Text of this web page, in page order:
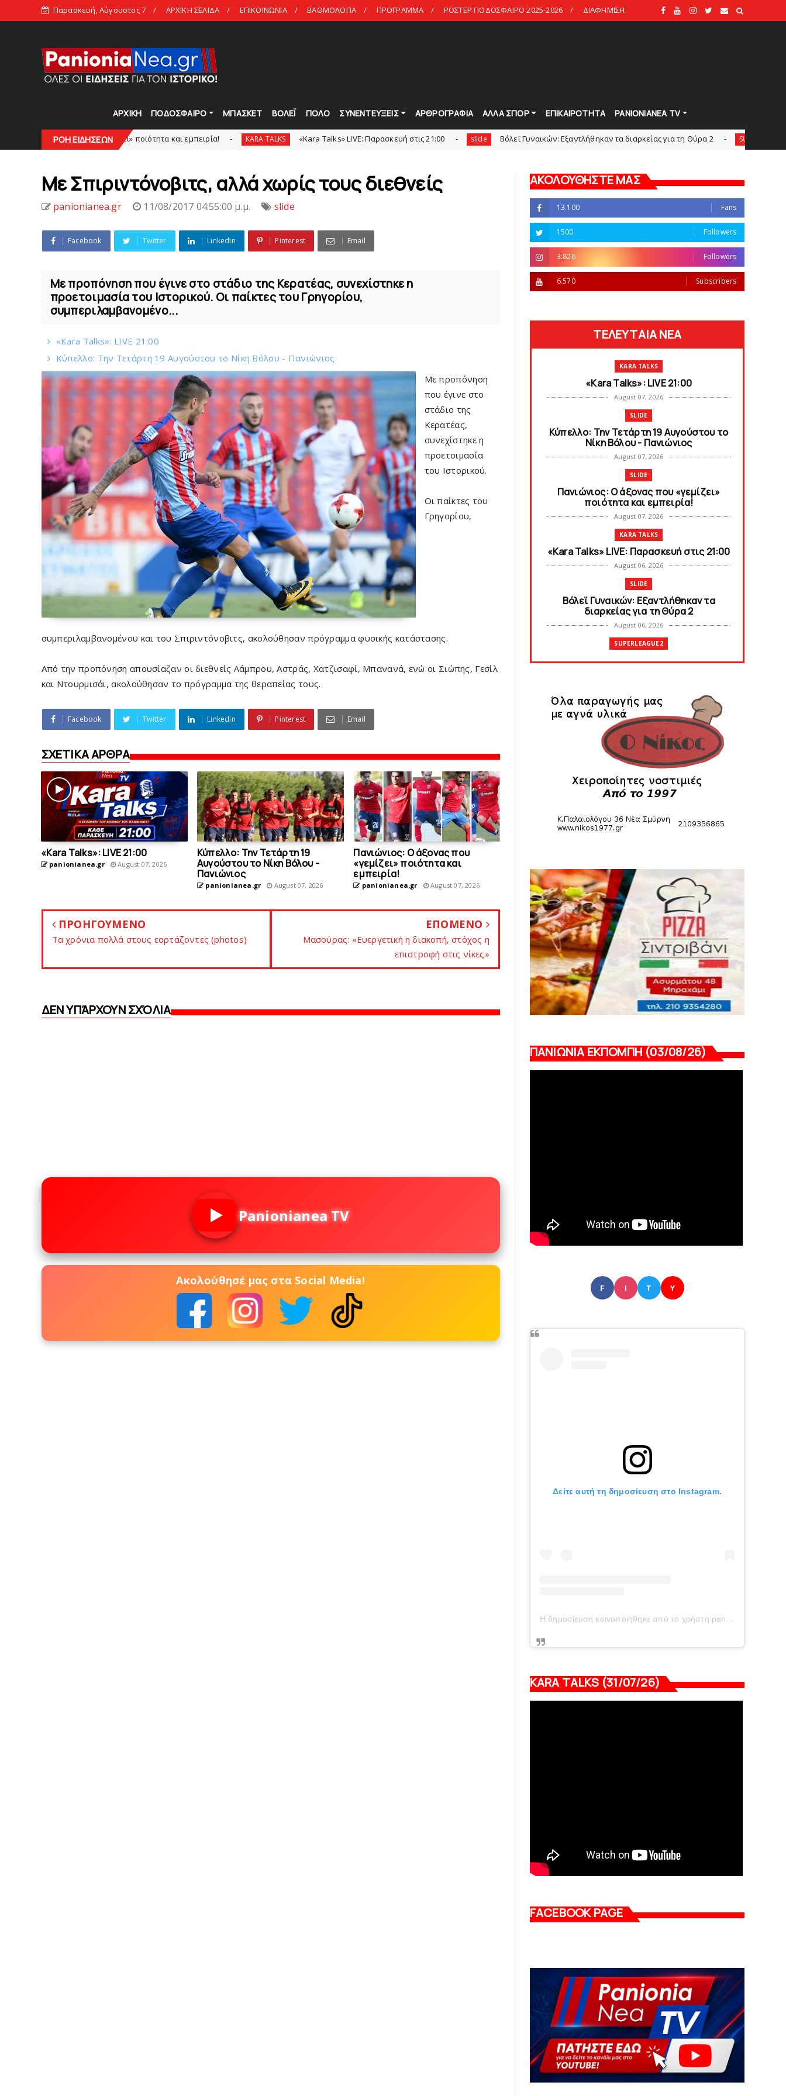
Παρασκευή, Αύγουστος 7 ΑΡΧΙΚΗ ΣΕΛΙΔΑ ΕΠΙΚΟΙΝΩΝΙΑ ΒΑΘΜΟΛΟΓΙΑ ΠΡΟΓΡΑΜΜΑ ΡΟΣΤΕΡ ΠΟΔΟΣΦΑΙΡΟ 2025-2026 ΔΙΑΦΗΜΙΣΗ
ΑΡΧΙΚΗ ΠΟΔΟΣΦΑΙΡΟ ΜΠΑΣΚΕΤ ΒΟΛΕΪ ΠΟΛΟ ΣΥΝΕΝΤΕΥΞΕΙΣ ΑΡΘΡΟΓΡΑΦΙΑ ΑΛΛΑ ΣΠΟΡ ΕΠΙΚΑΙΡΟΤΗΤΑ PANIONIANEA TV
ΡΟΗ ΕΙΔΗΣΕΩΝ
άξονας που «γεμίζει» ποιότητα και εμπειρία! KARA TALKS «Kara Talks» LIVE: Παρασκευή στις 21:00 slide Bόλεϊ Γυναικών: Εξαντλήθηκαν τα διαρκείας για τη Θύρα 2 SUPERLEAGUE2
Με Σπιριντόνοβιτς, αλλά χωρίς τους διεθνείς
panionianea.gr 11/08/2017 04:55:00 μ.μ. slide
Facebook Twitter Linkedin Pinterest Email
Με προπόνηση που έγινε στο στάδιο της Κερατέας, συνεχίστηκε η
προετοιμασία του Ιστορικού. Οι παίκτες του Γρηγορίου,
συμπεριλαμβανομένο...
«Kara Talks»: LIVE 21:00
Κύπελλο: Την Τετάρτη 19 Αυγούστου το Νίκη Βόλου - Πανιώνιος
Με προπόνηση
που έγινε στο
στάδιο της
Κερατέας,
συνεχίστηκε η
προετοιμασία
του Ιστορικού.
Οι παίκτες του
Γρηγορίου,
συμπεριλαμβανομένου και του Σπιριντόνοβιτς, ακολούθησαν πρόγραμμα φυσικής κατάστασης.
Από την προπόνηση απουσίαζαν οι διεθνείς Λάμπρου, Αστράς, Χατζισαφί, Μπανανά, ενώ οι Σιώπης, Γεσίλ
και Ντουρμισάι, ακολούθησαν το πρόγραμμα της θεραπείας τους.
Facebook Twitter Linkedin Pinterest Email
ΣΧΕΤΙΚΑ ΑΡΘΡΑ
«Kara Talks»: LIVE 21:00
panionianea.gr August 07, 2026
Κύπελλο: Την Τετάρτη 19
Αυγούστου το Νίκη Βόλου -
Πανιώνιος
panionianea.gr August 07, 2026
Πανιώνιος: O άξονας που
«γεμίζει» ποιότητα και
εμπειρία!
panionianea.gr August 07, 2026
ΠΡΟΗΓΟΥΜΕΝΟ
Τα χρόνια πολλά στους εορτάζοντες (photos)
ΕΠΟΜΕΝΟ
Μασούρας: «Ευεργετική η διακοπή, στόχος η
επιστροφή στις νίκες»
ΔΕΝ ΥΠΆΡΧΟΥΝ ΣΧΌΛΙΑ
Panionianea TV
Ακολούθησέ μας στα Social Media!
ΑΚΟΛΟΥΘΗΣΤΕ ΜΑΣ
13.100 Fans
1500 Followers
3.826 Followers
6.570 Subscribers
ΤΕΛΕΥΤΑΙΑ ΝΕΑ
KARA TALKS
«Kara Talks»: LIVE 21:00
August 07, 2026
SLIDE
Κύπελλο: Την Τετάρτη 19 Αυγούστου το
Νίκη Βόλου - Πανιώνιος
August 07, 2026
SLIDE
Πανιώνιος: O άξονας που «γεμίζει»
ποιότητα και εμπειρία!
August 07, 2026
KARA TALKS
«Kara Talks» LIVE: Παρασκευή στις 21:00
August 06, 2026
SLIDE
Bόλεϊ Γυναικών: Εξαντλήθηκαν τα
διαρκείας για τη Θύρα 2
August 06, 2026
SUPERLEAGUE2
Στην AEΛ ο Παπαγεωργίου
Πανιώνιoς: Tο πρόγραμμα στο
φιλανθρωπικό τουρνουά του Bόλου
August 06, 2026
HEADLINES
Πανιώνια Εκπομπή: Eυχαριστούμε και...
συνεχίζουμε!
August 04, 2026
Θλίψη για τον χαμό του Γιώργου
SLIDE
Ξεκινά η ελεύθερη διάθεση των
εισιτηρίων διαρκείας του βόλεϊ...
August 04, 2026
ΠΑΝΙΩΝΙΑ ΕΚΠΟΜΠΗ (03/08/26)
F I T Y
Δείτε αυτή τη δημοσίευση στο Instagram.
Η δημοσίευση κοινοποιήθηκε από το χρήστη panionianea.gr (@panionianea.gr)
KARA TALKS (31/07/26)
FACEBOOK PAGE